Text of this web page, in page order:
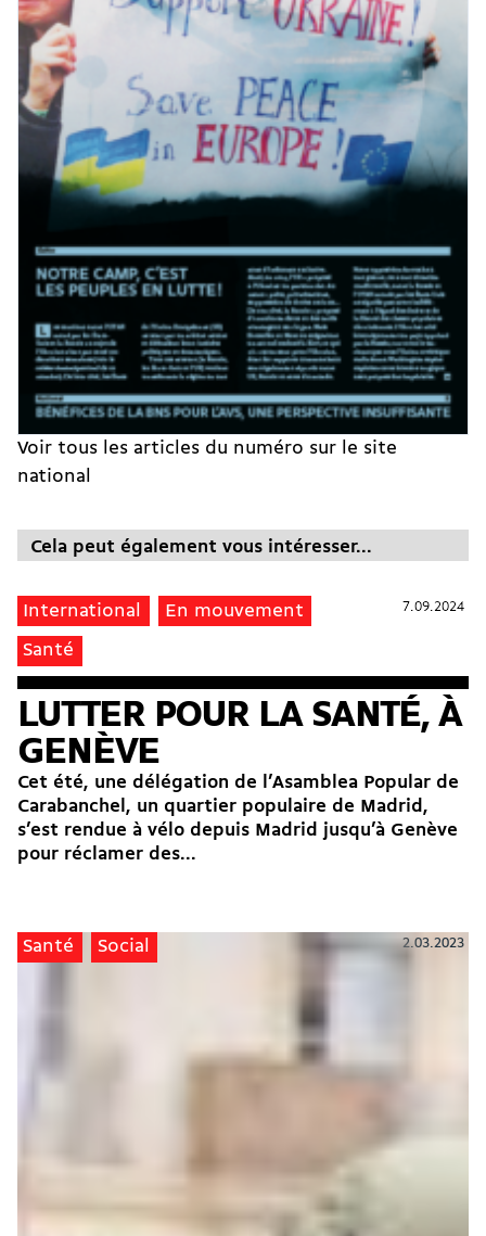
Voir tous les articles du numéro sur le site
national
Cela peut également vous intéresser...
7.09.2024
International En mouvement
Santé
7.09.2024
LUTTER POUR LA SANTÉ, À
GENÈVE
Cet été, une délégation de l’Asamblea Popular de
Carabanchel, un quartier populaire de Madrid,
s’est rendue à vélo depuis Madrid jusqu’à Genève
pour réclamer des...
Santé Social 2.03.2023